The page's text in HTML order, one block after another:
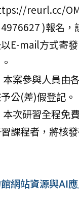
reurl.cc/
)報名，
E-mail方式寄
本案參與人員由
公(差)假登記。
本次研習全程免
課程者，將核
網站資源與AI